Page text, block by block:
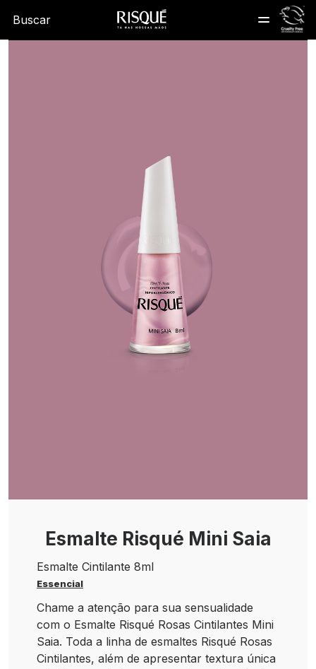
Esmalte Risqué Mini Saia
Esmalte Cintilante 8ml
Essencial
Chame a atenção para sua sensualidade
com o Esmalte Risqué Rosas Cintilantes Mini
Saia. Toda a linha de esmaltes Risqué Rosas
Cintilantes, além de apresentar textura única